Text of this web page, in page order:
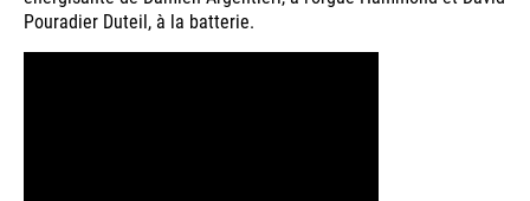
Pouradier Duteil, à la batterie.